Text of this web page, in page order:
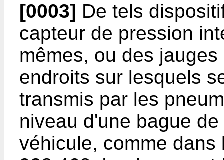
[0003] De tels
capteur de pression
mêmes, ou des
endroits sur lesquels
transmis par les
niveau d'une bague
véhicule, comme